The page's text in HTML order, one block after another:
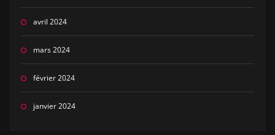
avril 2024
mars 2024
février 2024
janvier 2024